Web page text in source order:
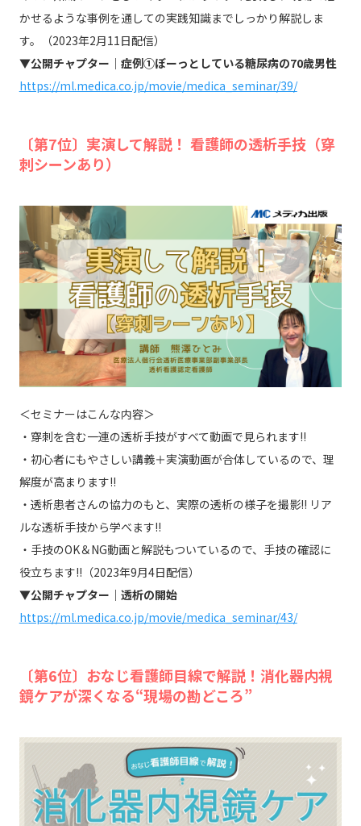
かせるような事例を通しての実践知識までしっかり解説しま
す。（2023年2月11日配信）
▼公開チャプター｜症例①ぼーっとしている糖尿病の70歳男性
https://ml.medica.co.jp/movie/medica_seminar/39/
〔第7位〕実演して解説！ 看護師の透析手技（穿
刺シーンあり）
＜セミナーはこんな内容＞
・穿刺を含む一連の透析手技がすべて動画で見られます!!
・初心者にもやさしい講義＋実演動画が合体しているので、理
解度が高まります!!
・透析患者さんの協力のもと、実際の透析の様子を撮影!! リア
ルな透析手技から学べます!!
・手技のOK＆NG動画と解説もついているので、手技の確認に
役立ちます!!（2023年9月4日配信）
▼公開チャプター｜透析の開始
https://ml.medica.co.jp/movie/medica_seminar/43/
〔第6位〕おなじ看護師目線で解説！消化器内視
鏡ケアが深くなる“現場の勘どころ”